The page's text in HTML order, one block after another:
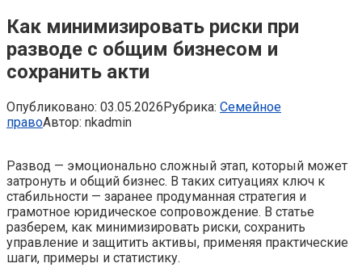
Как минимизировать риски при
разводе с общим бизнесом и
сохранить акти
Опубликовано: 03.05.2026Рубрика: Семейное
правоАвтор: nkadmin
Развод — эмоционально сложный этап, который может
затронуть и общий бизнес. В таких ситуациях ключ к
стабильности — заранее продуманная стратегия и
грамотное юридическое сопровождение. В статье
разберем, как минимизировать риски, сохранить
управление и защитить активы, применяя практические
шаги, примеры и статистику.